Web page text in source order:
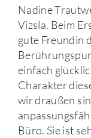
Nadine
Vizsla. Beim
gute Freundin
einfach
Charakter
wir draußen
Büro. Sie ist